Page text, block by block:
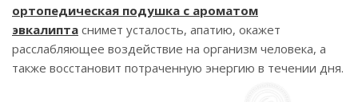
ортопедическая подушка с ароматом
эвкалипта снимет усталость, апатию, окажет
расслабляющее воздействие на организм человека, а
также восстановит потраченную энергию в течении дня.